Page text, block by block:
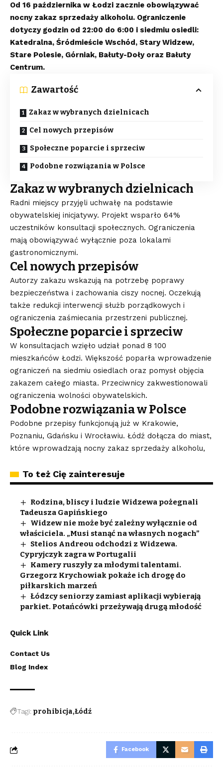
Od 16 października w Łodzi zacznie obowiązywać
nocny zakaz sprzedaży alkoholu. Ograniczenie
dotyczy godzin od 22:00 do 6:00 i siedmiu osiedli:
Katedralna, Śródmieście Wschód, Stary Widzew,
Stare Polesie, Górniak, Bałuty-Doły oraz Bałuty
Centrum.
Zawartość
Zakaz w wybranych dzielnicach
Cel nowych przepisów
Społeczne poparcie i sprzeciw
Podobne rozwiązania w Polsce
Zakaz w wybranych dzielnicach
Radni miejscy przyjęli uchwałę na podstawie
obywatelskiej inicjatywy. Projekt wsparło 64%
uczestników konsultacji społecznych. Ograniczenia
mają obowiązywać wyłącznie poza lokalami
gastronomicznymi.
Cel nowych przepisów
Autorzy zakazu wskazują na potrzebę poprawy
bezpieczeństwa i zachowania ciszy nocnej. Oczekują
także redukcji interwencji służb porządkowych i
ograniczenia zaśmiecania przestrzeni publicznej.
Społeczne poparcie i sprzeciw
W konsultacjach wzięło udział ponad 8 100
mieszkańców Łodzi. Większość poparła wprowadzenie
ograniczeń na siedmiu osiedlach oraz pomysł objęcia
zakazem całego miasta. Przeciwnicy zakwestionowali
ograniczenia wolności obywatelskich.
Podobne rozwiązania w Polsce
Podobne przepisy funkcjonują już w Krakowie,
Poznaniu, Gdańsku i Wrocławiu. Łódź dołącza do miast,
które wprowadzają nocny zakaz sprzedaży alkoholu,
To też Cię zainteresuje
Rodzina, bliscy i ludzie Widzewa pożegnali
Tadeusza Gapińskiego
Widzew nie może być zależny wyłącznie od
właściciela. „Musi stanąć na własnych nogach”
Stelios Andreou odchodzi z Widzewa.
Cypryjczyk zagra w Portugalii
Kamery ruszyły za młodymi talentami.
Grzegorz Krychowiak pokaże ich drogę do
piłkarskich marzeń
Łódzcy seniorzy zamiast aplikacji wybierają
parkiet. Potańcówki przeżywają drugą młodość
Quick Link
Contact Us
Blog Index
Tagi: prohibicja Łódź
Facebook